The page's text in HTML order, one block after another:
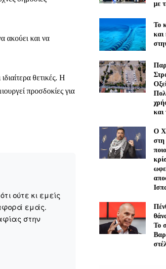
ακούει και να
θετικές. Η
προσδοκίες για
ούτε κι εμείς
εμάς.
στην
με
Το
και
και
Ο
στη
Το